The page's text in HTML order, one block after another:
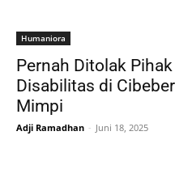
Humaniora
Pernah Ditolak
Disabilitas di
Mimpi
Adji Ramadhan - Juni 18, 2025